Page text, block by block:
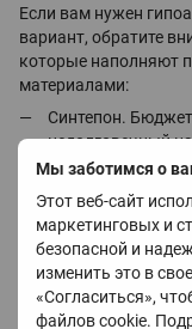
Мы заботимся о
Этот веб-сайт
маркетинговых и
безопасной и
изменить это в
«Согласиться»,
файлов cookie.
Если вам нужен
вариант, обратите
которые наполняют
материалами:
Синтепон.
недолговечный
Полиэфирное
вариации, такие
Хорош для
для сна.
Искусственный
материал с